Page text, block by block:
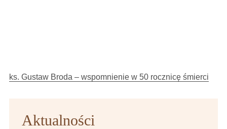
ks. Gustaw Broda – wspomnienie w 50 rocznicę śmierci
Aktualności